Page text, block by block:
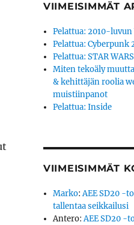
VIIMEISIMMÄT
Pelattua: 2010-
Pelattua: Cyberpunk
Pelattua: STAR
Miten tekoäly
& kehittäjän roolia
muistiinpanot
Pelattua: Inside
VIIMEISIMMÄT
Marko:AEE SD20 -
tallentaa seikkailusi
Antero:AEE SD20 -